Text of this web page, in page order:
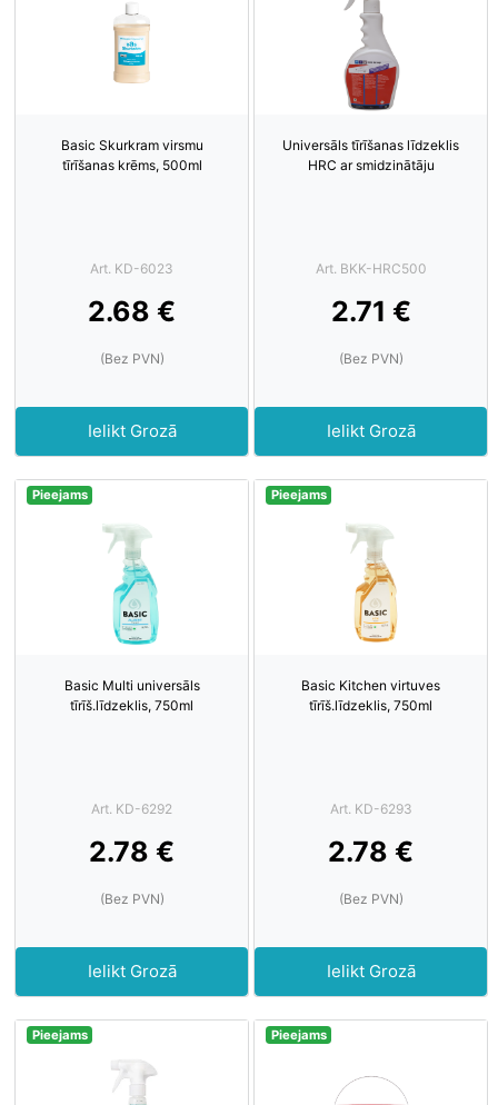
Basic Skurkram virsmu
tīrīšanas krēms, 500ml
Art. KD-6023
2.68 €
(Bez PVN)
Ielikt Grozā
Universāls tīrīšanas līdzeklis
HRC ar smidzinātāju
Art. BKK-HRC500
2.71 €
(Bez PVN)
Ielikt Grozā
Pieejams
Basic Multi universāls
tīrīš.līdzeklis, 750ml
Art. KD-6292
2.78 €
(Bez PVN)
Ielikt Grozā
Pieejams
Basic Kitchen virtuves
tīrīš.līdzeklis, 750ml
Art. KD-6293
2.78 €
(Bez PVN)
Ielikt Grozā
Pieejams Pieejams